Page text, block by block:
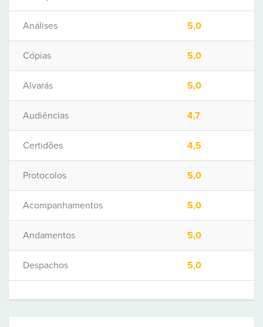
Análises 5,0
Cópias 5,0
Alvarás 5,0
Audiências 4,7
Certidões 4,5
Protocolos 5,0
Acompanhamentos 5,0
Andamentos 5,0
Despachos 5,0